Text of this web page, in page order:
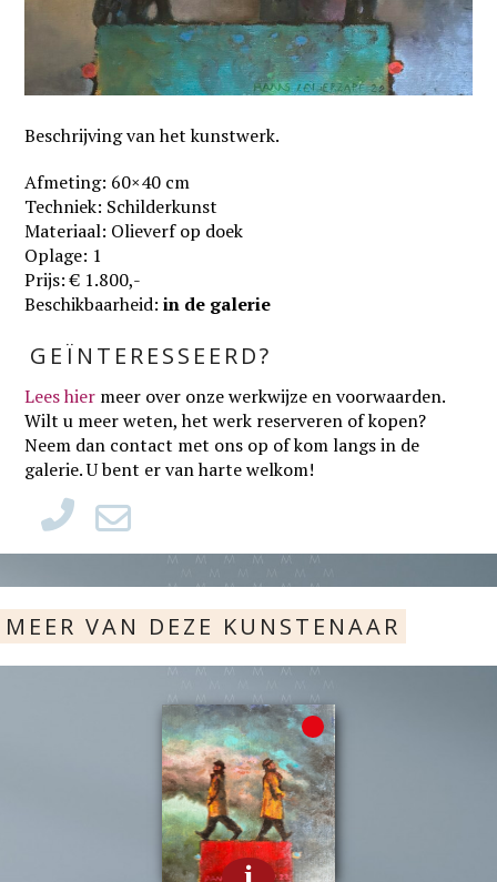
Beschrijving van het kunstwerk.
Afmeting: 60×40 cm
Techniek: Schilderkunst
Materiaal: Olieverf op doek
Oplage: 1
Prijs: € 1.800,-
Beschikbaarheid:in de galerie
GEÏNTERESSEERD?
Lees hier meer over onze werkwijze en voorwaarden.
Wilt u meer weten, het werk reserveren of kopen?
Neem dan contact met ons op of kom langs in de
galerie. U bent er van harte welkom!
MEER VAN DEZE KUNSTENAAR
i